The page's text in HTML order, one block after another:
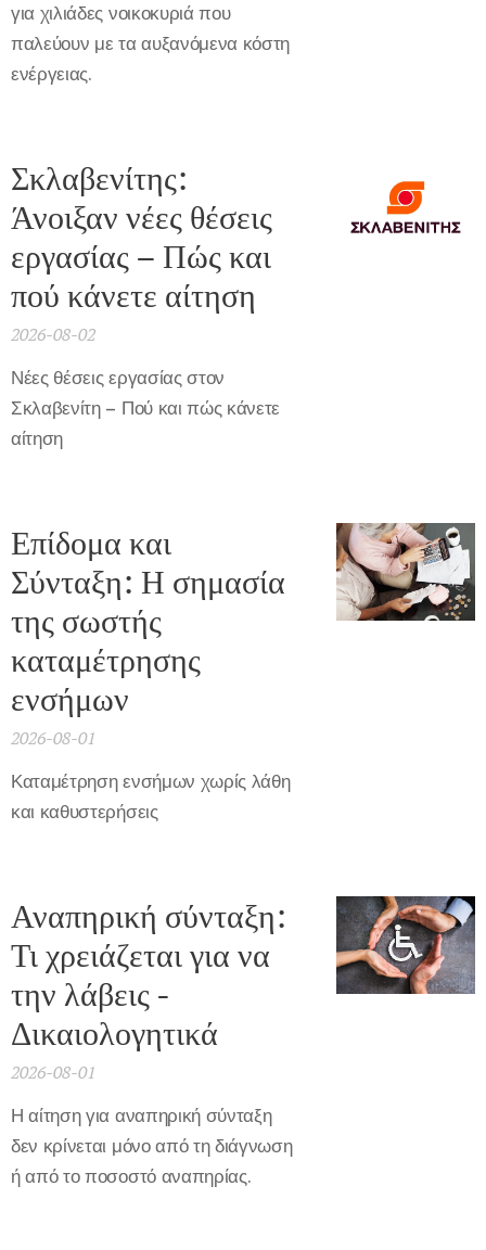
για χιλιάδες νοικοκυριά που
παλεύουν με τα αυξανόμενα κόστη
ενέργειας.
Σκλαβενίτης:
Άνοιξαν νέες θέσεις
εργασίας – Πώς και
πού κάνετε αίτηση
2026-08-02
Νέες θέσεις εργασίας στον
Σκλαβενίτη – Πού και πώς κάνετε
αίτηση
Επίδομα και
Σύνταξη: Η σημασία
της σωστής
καταμέτρησης
ενσήμων
2026-08-01
Καταμέτρηση ενσήμων χωρίς λάθη
και καθυστερήσεις
Αναπηρική σύνταξη:
Τι χρειάζεται για να
την λάβεις -
Δικαιολογητικά
2026-08-01
Η αίτηση για αναπηρική σύνταξη
δεν κρίνεται μόνο από τη διάγνωση
ή από το ποσοστό αναπηρίας.